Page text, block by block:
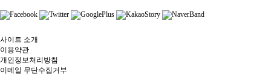
사이트 소개
이용약관
개인정보처리방침
이메일 무단수집거부